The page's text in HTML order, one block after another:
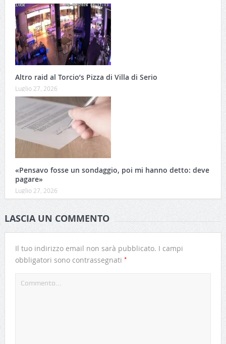
Altro raid al Torcio’s Pizza di Villa di Serio
Luglio 27, 2026
«Pensavo fosse un sondaggio, poi mi hanno detto: deve
pagare»
Luglio 27, 2026
LASCIA UN COMMENTO
Il tuo indirizzo email non sarà pubblicato. I campi
obbligatori sono contrassegnati *